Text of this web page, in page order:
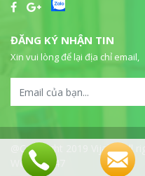
ĐĂNG KÝ NHẬN TIN
Xin vui lòng để lại địa chỉ email,
@Copyright 2019 Vijalab all
WebSeo247